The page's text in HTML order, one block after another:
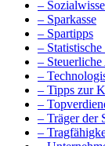
–
– Sparkasse
– Spartipps
–
– Steuerliche
–
– Tipps zur
–
– Träger der
–